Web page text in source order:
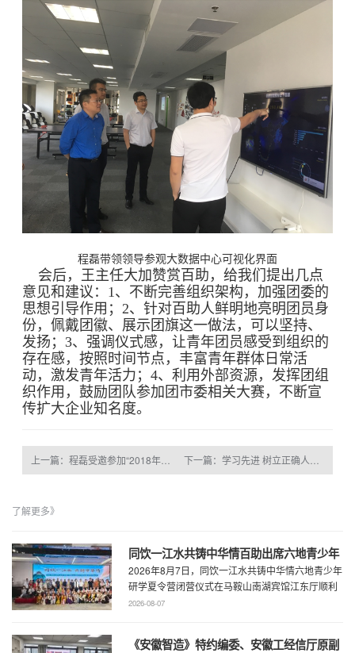
程磊带领领导参观大数据中心可视化界面
会后，王主任大加赞赏百助，给我们提出几点
意见和建议：1、不断完善组织架构，加强团委的
思想引导作用；2、针对百助人鲜明地亮明团员身
份，佩戴团徽、展示团旗这一做法，可以坚持、
发扬；3、强调仪式感，让青年团员感受到组织的
存在感，按照时间节点，丰富青年群体日常活
动，激发青年活力；4、利用外部资源，发挥团组
织作用，鼓励团队参加团市委相关大赛，不断宣
传扩大企业知名度。
了解更多》
同饮一江水共铸中华情百助出席六地青少年
研学夏令营闭营仪式
2026年8月7日，同饮一江水共铸中华情六地青少年
研学夏令营闭营仪式在马鞍山南湖宾馆江东厅顺利
举办，百助CEO、马鞍山市新联会会长程 ...
2026-08-07
《安徽智造》特约编委、安徽工经信厅原副